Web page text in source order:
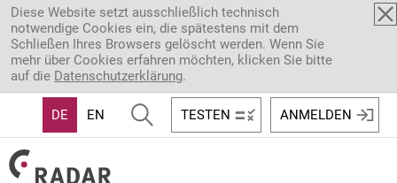
Direkt zum Inhalt
Diese Website setzt ausschließlich technisch
notwendige Cookies ein, die spätestens mit dem
Schließen Ihres Browsers gelöscht werden. Wenn Sie
mehr über Cookies erfahren möchten, klicken Sie bitte
auf die Datenschutzerklärung.
DE EN TESTEN ANMELDEN